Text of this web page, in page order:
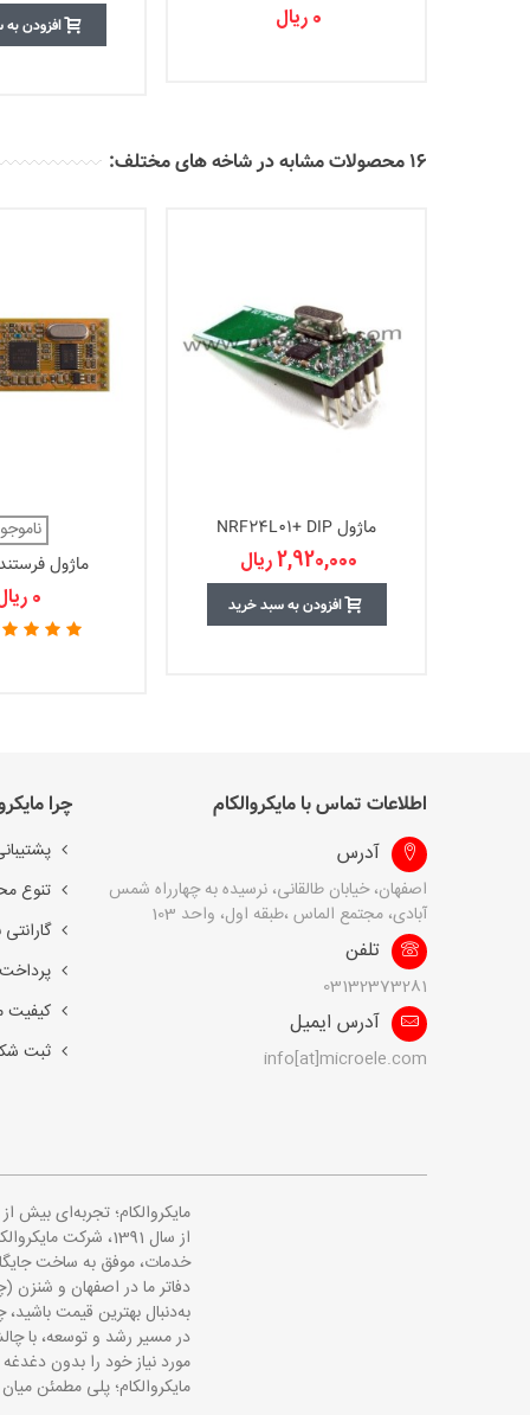
0 ریال افزودن
16 محصولات مشابه در شاخه های مختلف:
ماژول NRF24L01+ DIP
2,920,000 ریال
افزودن به سبد خرید
ماژول
0 ریال
اطلاعات تماس با مایکروالکام
آدرس
اصفهان، خیابان طالقانی، نرسیده به چهارراه شمس
آبادی، مجتمع الماس ،طبقه اول، واحد 103
تلفن
03132373281
آدرس ایمیل
info[at]microele.com
چرا
تنوع
کیفیت
ثبت
مایکروالکام؛ تجربه‌ای بیش
از سال 1391،
خدمات، موفق به ساخت
دفاتر ما در اصفهان و شنزن
به‌دنبال بهترین قیمت
در مسیر رشد و توسعه، با
مورد نیاز خود را بدون
مایکروالکام؛ پلی مطمئن